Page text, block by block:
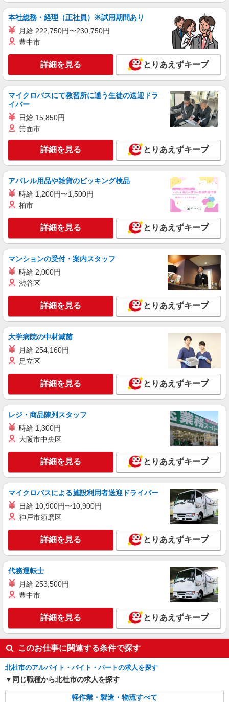
ステレンス鋼製品づくり/日払いOK
時給1,300円〜1,625円 ※経験・能力による
※時間外・深夜手当含む 【月収例】25万5000円(7
時間35分×7日+7時間55分×14日+残業・深夜手当)
交通費：既定支給
キープ 詳細を見る
派遣社員
株式会社綜合キャリアオプション（1314VJ0805G36★15-N-T4）
時給1,200円 交通費：既定支給
山梨県北杜市
キープ 詳細を見る
派遣社員
株式会社テクノ・サービス/お仕事No/0900752
時給1200円 月収例：216、000円（月収例21日
実働残業代込）（残業・休日出勤手当て等が含ま
れています） 交通費全額支給
山梨県北杜市 ＊車・バイク通勤OK
キープ 詳細を見る
株式会社テクノ・サービス/お仕事No/0803353
加工・組立作業など
時給1500円 月収例：228、700円以上可能（月
収例）（残業・休日出勤手当て等が含まれていま
キープ 詳細を見る
派遣社員
株式会社綜合キャリアオプション（1314VJ0805G34★75-S-T2）
長期！残業もできて稼げる★メタルパーツの溶
時給1,350円 交通費：既定支給
山梨県北杜市
キープ 詳細を見る
派遣社員
株式会社テクノ・サービス/お仕事No/0898862
時給1600円 月収例：298、000円（月収例21日
実働残業代込）（残業・休日出勤手当て等が含ま
れています） 交通費全額支給
山梨県北杜市 ＊車・バイク通勤OK
詳細を見る
本社総務・経理（正社員）※試用期間あり
月給 222,750円〜230,750円
豊中市
詳細を見る とりあえずキープ
マイクロバスにて教習所に通う生徒の送迎ドラ
イバー
日給 15,850円
箕面市
詳細を見る とりあえずキープ
アパレル用品や雑貨のピッキング検品
時給 1,200円〜1,500円
柏市
詳細を見る とりあえずキープ
マンションの受付・案内スタッフ
時給 2,000円
渋谷区
詳細を見る とりあえずキープ
大学病院の中材滅菌
月給 254,160円
足立区
詳細を見る とりあえずキープ
レジ・商品陳列スタッフ
時給 1,300円
大阪市中央区
詳細を見る とりあえずキープ
マイクロバスによる施設利用者送迎ドライバー
日給 10,900円〜10,900円
神戸市須磨区
詳細を見る とりあえずキープ
代務運転士
月給 253,500円
豊中市
詳細を見る とりあえずキープ
このお仕事に関連する条件で探す
北杜市のアルバイト・バイト・パートの求人を探す
同じ職種から北杜市の求人を探す
軽作業・製造・物流すべて